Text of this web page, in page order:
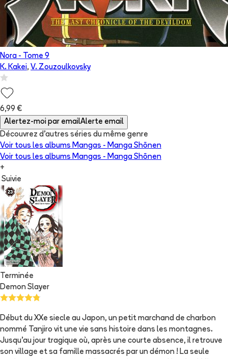
Nora - Tome 9
K. Kakei, V. Zouzoulkovsky
6,99 €
Alertez-moi par emailAlerte email
Découvrez d'autres séries du même genre
Voir tous les albums Mangas - Manga Shōnen
Voir tous les albums Mangas - Manga Shōnen
+
Suivie
Terminée
Demon Slayer
Début du XXe siecle au Japon, un petit marchand de charbon
nommé Tanjiro vit une vie sans histoire dans les montagnes.
Jusqu’au jour tragique où, après une courte absence, il retrouve
son village et sa famille massacrés par un démon ! La seule